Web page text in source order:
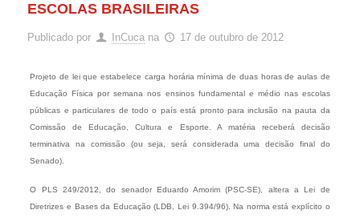
ESCOLAS BRASILEIRAS
Publicado por InCuca na 17 de outubro de 2012
Projeto de lei que estabelece carga horária mínima de duas horas de aulas de
Educação Física por semana nos ensinos fundamental e médio nas escolas
públicas e particulares de todo o país está pronto para inclusão na pauta da
Comissão de Educação, Cultura e Esporte. A matéria receberá decisão
terminativa na comissão (ou seja, será considerada uma decisão final do
Senado).
O PLS 249/2012, do senador Eduardo Amorim (PSC-SE), altera a Lei de
Diretrizes e Bases da Educação (LDB, Lei 9.394/96). Na norma está explícito o